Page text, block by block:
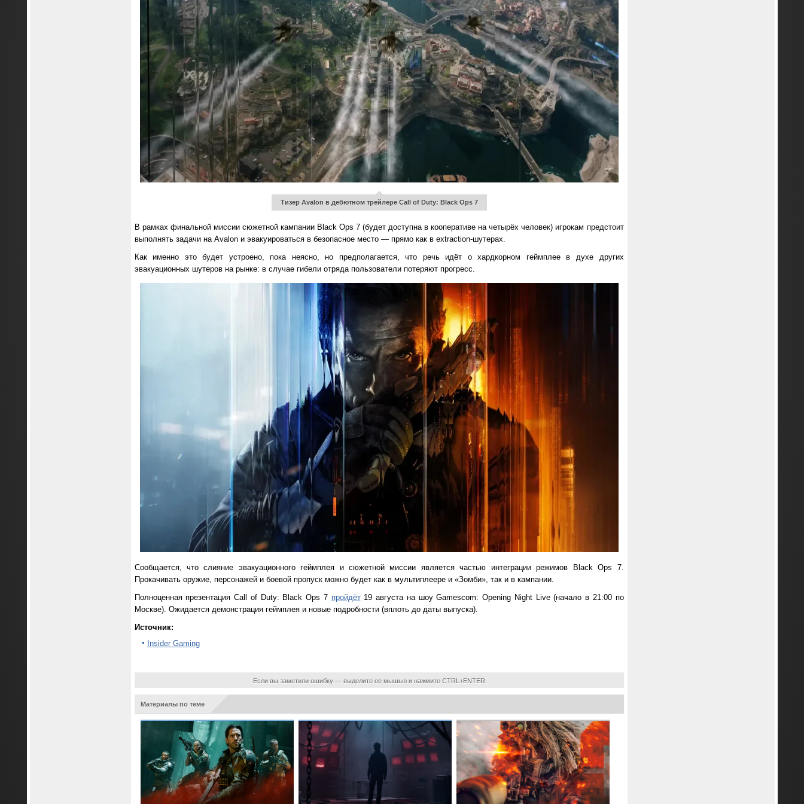
Тизер Avalon в дебютном трейлере Call of Duty: Black Ops 7
В рамках финальной миссии сюжетной кампании Black Ops 7 (будет доступна в кооперативе на четырёх человек) игрокам предстоит
выполнять задачи на Avalon и эвакуироваться в безопасное место — прямо как в extraction-шутерах.
Как именно это будет устроено, пока неясно, но предполагается, что речь идёт о хардкорном геймплее в духе других
эвакуационных шутеров на рынке: в случае гибели отряда пользователи потеряют прогресс.
Сообщается, что слияние эвакуационного геймплея и сюжетной миссии является частью интеграции режимов Black Ops 7.
Прокачивать оружие, персонажей и боевой пропуск можно будет как в мультиплеере и «Зомби», так и в кампании.
Полноценная презентация Call of Duty: Black Ops 7 пройдёт19 августа на шоу Gamescom: Opening Night Live (начало в 21:00 по
Москве). Ожидается демонстрация геймплея и новые подробности (вплоть до даты выпуска).
Источник:
Insider Gaming
Если вы заметили ошибку — выделите ее мышью и нажмите CTRL+ENTER.
Материалы по теме